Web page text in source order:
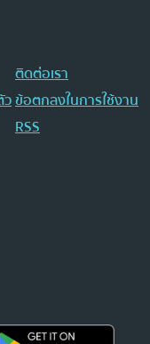
ติดต่อเรา
ข้อตกลงในการใช้งาน
RSS